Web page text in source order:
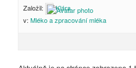
Založil:
Klára
v: Mléko a zpracování mléka